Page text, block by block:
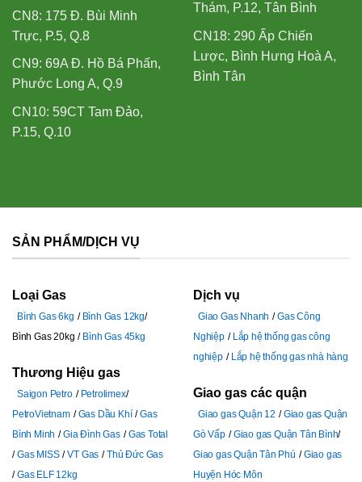
CN8: 175 Đ. Bùi Minh
Trực, P.5, Q.8
CN9: 69A Đ. Hồ Bá Phấn,
Phước Long A, Q.9
CN10: 59CT Tam Đảo,
P.15, Q.10
Thám, P.12, Tân Bình
CN18: 290 Ấp Chiến
Lược, Bình Hưng Hoà A,
Bình Tân
SẢN PHẨM/DỊCH VỤ
Loại Gas
Bình Gas 6kg
Bình Gas 12kg
Bình Gas 20kg
Bình Gas 45kg
Thương Hiệu gas
Saigon Petro
Petrolimex
PetroVietnam
Gas Dầu Khí
Gas
Bình Minh
Gia Đình Gas
Gas Total
Gas MISS
VT Gas
Thủ Đức Gas
Gas ELF 12kg
Dịch vụ
Giao Gas Nhanh
Gas Công
Nghiệp
Lắp hệ thống gas công
nghiệp
Lắp hệ thống gas nhà hàng
Giao gas các quận
Giao gas Quận 12
Giao gas Quận
Gò Vấp
Giao gas Quận Tân Bình
Giao gas Quận Tân Phú
Giao gas
Huyện Hóc Môn